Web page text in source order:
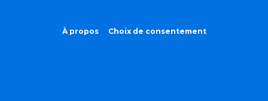
À propos Choix de consentement